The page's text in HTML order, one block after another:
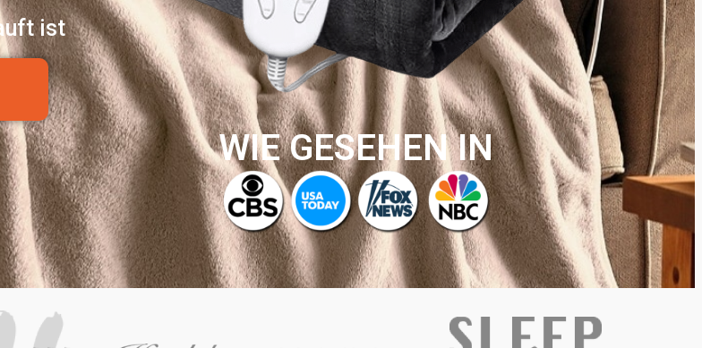
ist
WIE GESEHEN IN